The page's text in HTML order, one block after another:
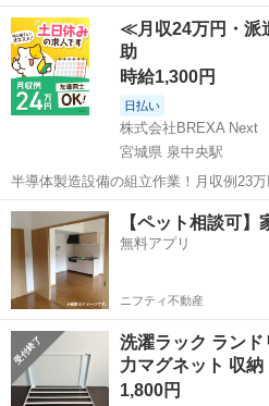
電話予約は出品日に限り「11時から18
す。 (出品初日のみ11時から18時予約
岩手 盛岡市 盛岡駅 収納家具
≪月収24万円・派
助
時給1,300円
日払い
株式会社BREXA Next
宮城県 泉中央駅
半導体製造設備の組立作業！月収例23
中中！社会保険完備！送迎あり！◎マ
備！作業着無償貸与◎食堂利用可★《宮城県
場のお仕事 ◇半導体製造設備...
宮城 泉中央駅 その他
【ペット相談可】
無料アプリ
ニフティ不動産
洗濯ラック ラン
力マグネット 収納
1,800円